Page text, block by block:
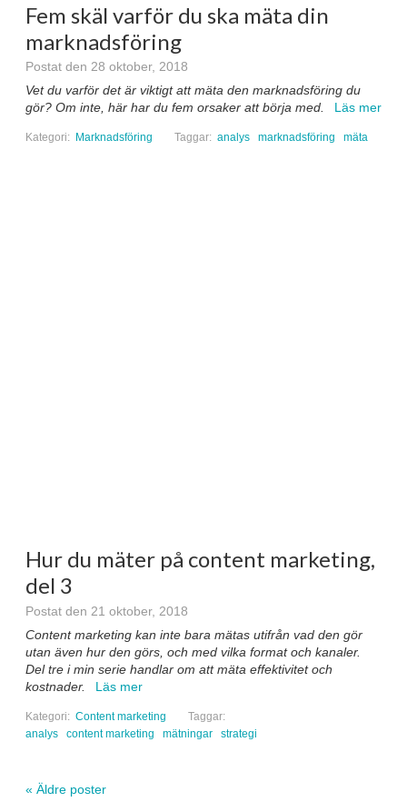
Fem skäl varför du ska mäta din
marknadsföring
Postat den 28 oktober, 2018
Vet du varför det är viktigt att mäta den marknadsföring du
gör? Om inte, här har du fem orsaker att börja med.
Läs mer
Kategori: Marknadsföring Taggar: analys marknadsföring mäta
Hur du mäter på content marketing,
del 3
Postat den 21 oktober, 2018
Content marketing kan inte bara mätas utifrån vad den gör
utan även hur den görs, och med vilka format och kanaler.
Del tre i min serie handlar om att mäta effektivitet och
kostnader.
Läs mer
Kategori: Content marketing
Taggar:
analys
content marketing mätningar strategi
« Äldre poster